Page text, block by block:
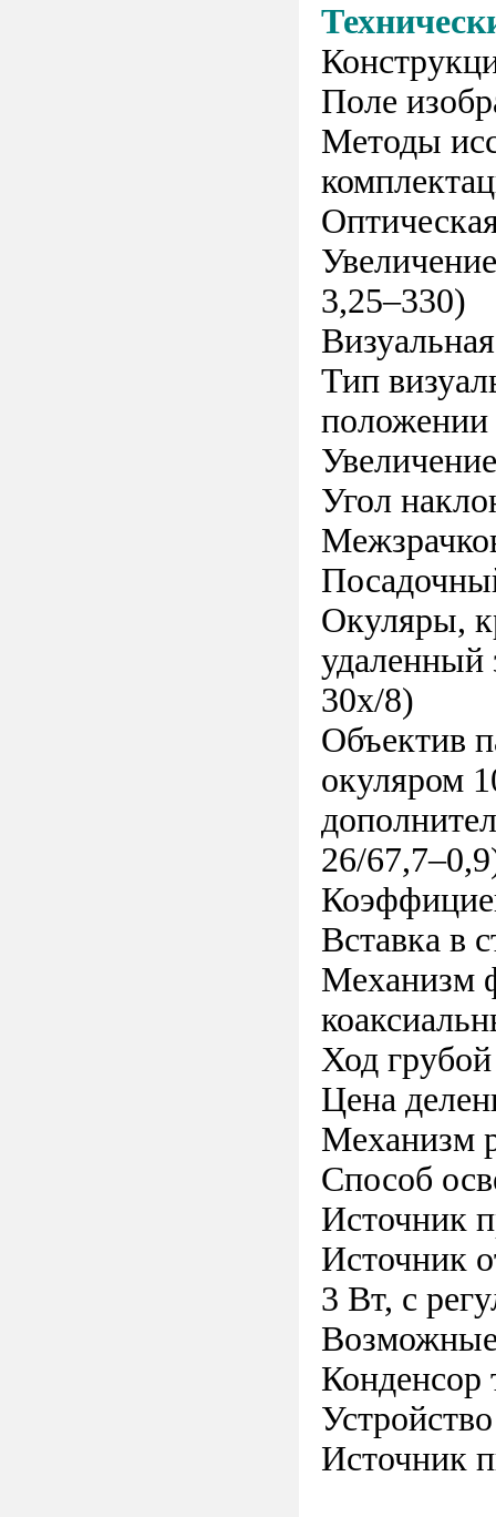
Поле
Методы
3,25–330)
Тип
положении
Угол
Окуляры,
30x/8)
Объектив
окуляром
26/
Вставка в
Механизм
Ход
Цена
Механизм
Способ
Источник
Источник
3 Вт, с
Возможные
Конденсор
Источник